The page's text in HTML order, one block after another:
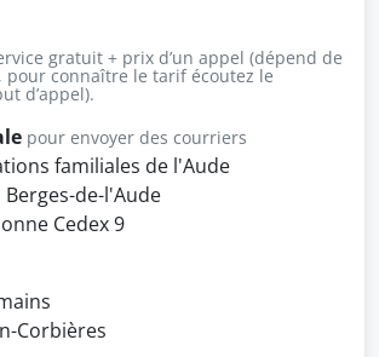
gratuit + prix d’un appel (dépend de
pour connaître le tarif écoutez le
d’appel).
pour envoyer des courriers
familiales de l'Aude
Berges-de-l'Aude
Cedex 9
Corbières